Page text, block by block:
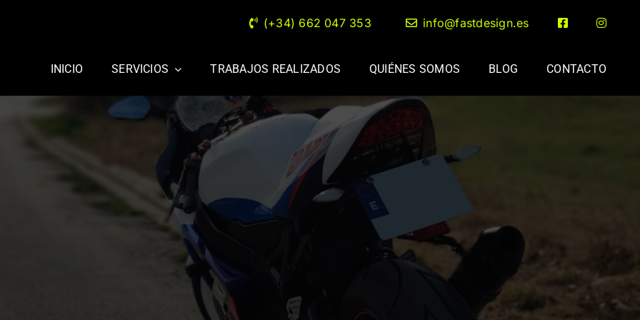
(+34) 662 047 353 info@fastdesign.es
INICIO SERVICIOS TRABAJOS REALIZADOS QUIÉNES SOMOS BLOG CONTACTO